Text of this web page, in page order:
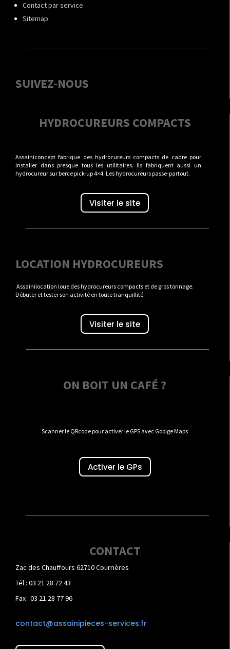
Contact par service
Sitemap
SUIVEZ-NOUS
HYDROCUREURS COMPACTS
Assainiconcept fabrique des hydrocureurs compacts de cadre pour
installer dans presque tous les utilitaires. Ils fabriquent aussi un
hydrocureur sur berce pick-up 4×4. Les hydrocureurs passe-partout.
Visiter le site
LOCATION HYDROCUREURS
Assainilocation loue des hydrocureurs compacts et de gros tonnage.
Débuter et tester son activité en toute tranquillité.
Visiter le site
ON BOIT UN CAFÉ ?
Scanner le QRcode pour activer le GPS avec Goolge Maps
Activer le GPs
CONTACT
Zac des Chauffours 62710 Courrières
Tél : 03 21 28 72 43
Fax : 03 21 28 77 96
contact@assainipieces-services.fr